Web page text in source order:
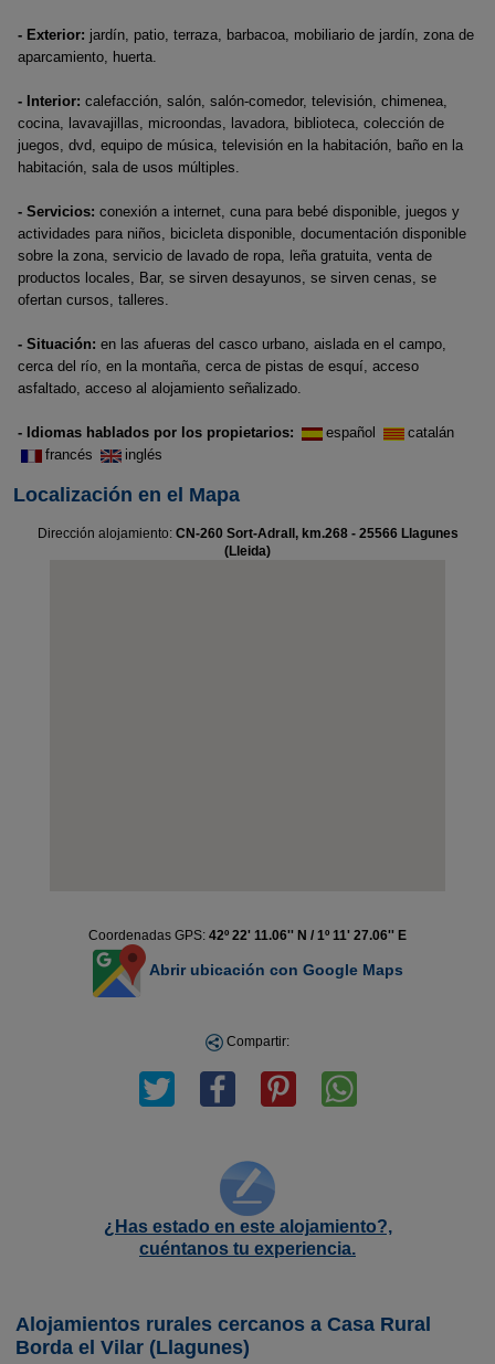
- Exterior: jardín, patio, terraza, barbacoa, mobiliario de jardín, zona de
aparcamiento, huerta.
- Interior: calefacción, salón, salón-comedor, televisión, chimenea,
cocina, lavavajillas, microondas, lavadora, biblioteca, colección de
juegos, dvd, equipo de música, televisión en la habitación, baño en la
habitación, sala de usos múltiples.
- Servicios: conexión a internet, cuna para bebé disponible, juegos y
actividades para niños, bicicleta disponible, documentación disponible
sobre la zona, servicio de lavado de ropa, leña gratuita, venta de
productos locales, Bar, se sirven desayunos, se sirven cenas, se
ofertan cursos, talleres.
- Situación: en las afueras del casco urbano, aislada en el campo,
cerca del río, en la montaña, cerca de pistas de esquí, acceso
asfaltado, acceso al alojamiento señalizado.
- Idiomas hablados por los propietarios: español
catalán
francés
inglés
Localización en el Mapa
Dirección alojamiento: CN-260 Sort-Adrall, km.268 - 25566 Llagunes
(Lleida)
Coordenadas GPS: 42º 22' 11.06'' N / 1º 11' 27.06'' E
Abrir ubicación con Google Maps
Compartir:
¿Has estado en este alojamiento?,
cuéntanos tu experiencia.
Alojamientos rurales cercanos a Casa Rural
Borda el Vilar (Llagunes)